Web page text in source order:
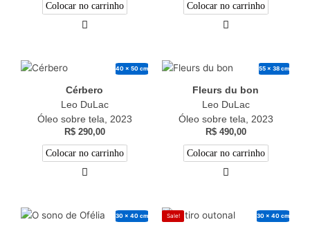
Colocar no carrinho Colocar no carrinho
40 x 50 cm
Cérbero
Leo DuLac
Óleo sobre tela, 2023
R$290,00
Colocar no carrinho
55 x 38 cm
Fleurs du bon
Leo DuLac
Óleo sobre tela, 2023
R$490,00
Colocar no carrinho
30 x 40 cm Sale! 30 x 40 cm